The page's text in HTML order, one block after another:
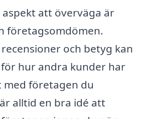
aspekt att överväga är
företagsomdömen.
och betyg kan
hur andra kunder har
företagen du
alltid en bra idé att